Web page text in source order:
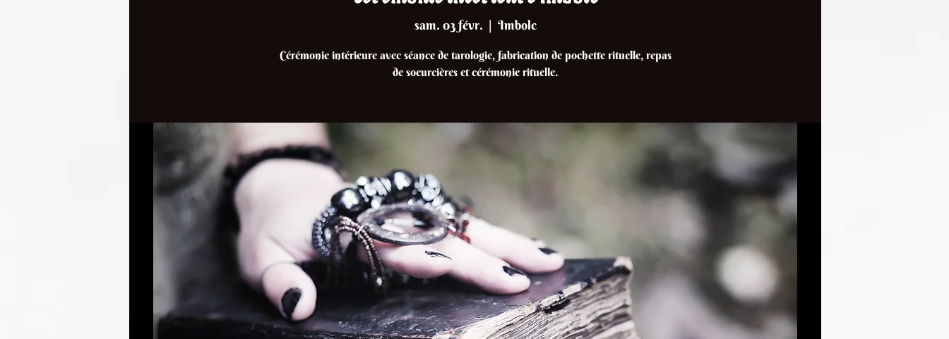
sam. 03 févr.
  |
Imbolc
Cérémonie intérieure avec séance de tarologie, fabrication de pochette rituelle, repas
de soeurcières et cérémonie rituelle.